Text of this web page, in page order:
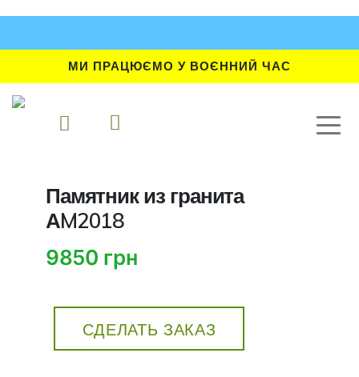
МИ ПРАЦЮЄМО У ВОЄННИЙ ЧАС
Памятник из гранита
АM2018
9850 грн
СДЕЛАТЬ ЗАКАЗ